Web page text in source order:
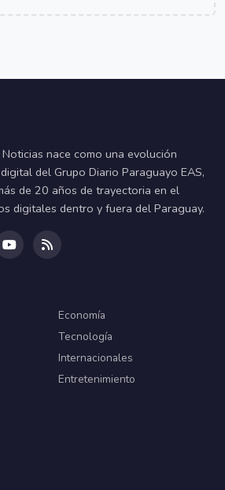
nace como una evolución
del Grupo Diario Paraguayo EAS,
de 20 años de trayectoria en el
digitales dentro y fuera del Paraguay.
Economía
Tecnología
Internacionales
Entretenimiento